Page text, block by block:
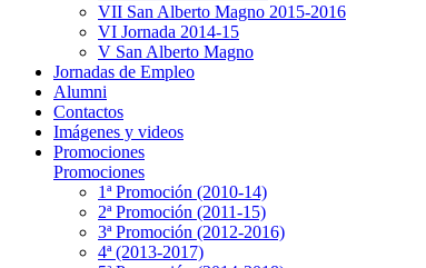
VII San Alberto Magno 2015-2016
VI Jornada 2014-15
V San Alberto Magno
Jornadas de Empleo
Alumni
Contactos
Imágenes y videos
Promociones
Promociones
1ª Promoción (2010-14)
2ª Promoción (2011-15)
3ª Promoción (2012-2016)
4ª (2013-2017)